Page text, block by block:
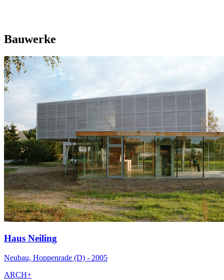
Bauwerke
Haus Neiling
Neubau, Hoppenrade (D) - 2005
ARCH+